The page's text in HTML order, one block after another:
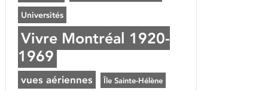
Universités
Vivre Montréal 1920-
1969
vues aériennes Île Sainte-Hélène